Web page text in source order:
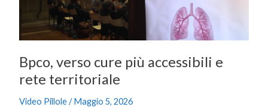
Bpco, verso cure più accessibili e
rete territoriale
Video Pillole/Maggio 5, 2026
territoriale